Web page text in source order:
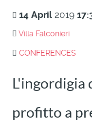
14 April 2019
Villa Falconieri
CONFERENCES
L'ingordigia
profitto a